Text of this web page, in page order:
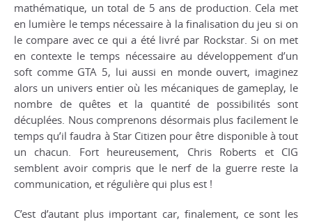
mathématique, un total de 5 ans de production. Cela met
en lumière le temps nécessaire à la finalisation du jeu si on
le compare avec ce qui a été livré par Rockstar. Si on met
en contexte le temps nécessaire au développement d’un
soft comme GTA 5, lui aussi en monde ouvert, imaginez
alors un univers entier où les mécaniques de gameplay, le
nombre de quêtes et la quantité de possibilités sont
décuplées. Nous comprenons désormais plus facilement le
temps qu’il faudra à Star Citizen pour être disponible à tout
un chacun. Fort heureusement, Chris Roberts et CIG
semblent avoir compris que le nerf de la guerre reste la
communication, et régulière qui plus est !
C’est d’autant plus important car, finalement, ce sont les